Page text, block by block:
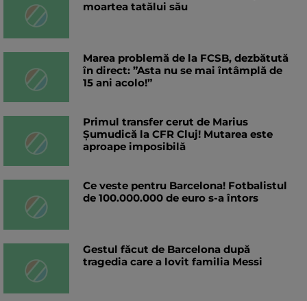
moartea tatălui său
Marea problemă de la FCSB, dezbătută
în direct: ”Asta nu se mai întâmplă de
15 ani acolo!”
Primul transfer cerut de Marius
Șumudică la CFR Cluj! Mutarea este
aproape imposibilă
Ce veste pentru Barcelona! Fotbalistul
de 100.000.000 de euro s-a întors
Gestul făcut de Barcelona după
tragedia care a lovit familia Messi